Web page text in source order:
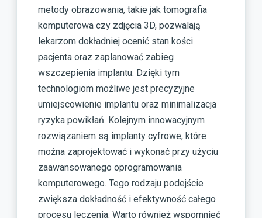
metody obrazowania, takie jak tomografia
komputerowa czy zdjęcia 3D, pozwalają
lekarzom dokładniej ocenić stan kości
pacjenta oraz zaplanować zabieg
wszczepienia implantu. Dzięki tym
technologiom możliwe jest precyzyjne
umiejscowienie implantu oraz minimalizacja
ryzyka powikłań. Kolejnym innowacyjnym
rozwiązaniem są implanty cyfrowe, które
można zaprojektować i wykonać przy użyciu
zaawansowanego oprogramowania
komputerowego. Tego rodzaju podejście
zwiększa dokładność i efektywność całego
procesu leczenia. Warto również wspomnieć